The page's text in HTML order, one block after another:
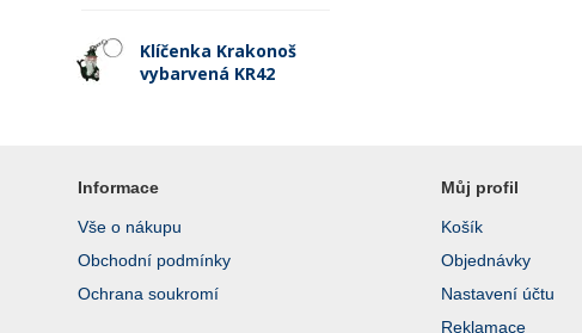
Klíčenka Krakonoš
vybarvená KR42
Informace
Vše o nákupu
Obchodní podmínky
Ochrana soukromí
Můj profil
Košík
Objednávky
Nastavení účtu
Reklamace